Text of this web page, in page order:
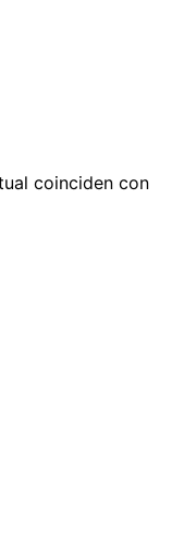
coinciden con